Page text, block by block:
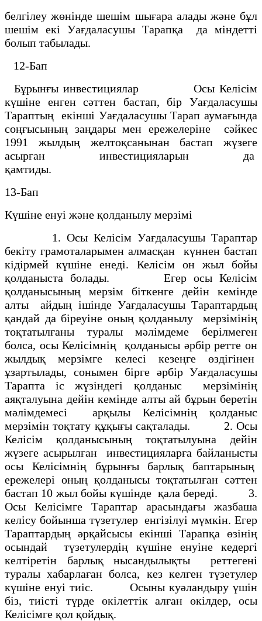
белгiлеу жөнiнде шешiм шығара алады және бұл
шешiм екi Уағдаласушы Тарапқа да мiндеттi
болып табылады.
12-Бап
Бұрынғы инвестициялар Осы Келiсiм
күшiне енген сәттен бастап, бiр Уағдаласушы
Тараптың екiншi Уағдаласушы Тарап аумағында
соңғысының заңдары мен ережелерiне сәйкес
1991 жылдың желтоқсанынан бастап жүзеге
асырған инвестицияларын да
қамтиды.
13-Бап
Күшіне енуі және қолданылу мерзімі
1. Осы Келiсiм Уағдаласушы Тараптар
бекiту грамоталарымен алмасқан күннен бастап
кiдiрмей күшiне енедi. Келiсiм он жыл бойы
қолданыста болады. Егер осы Келiсiм
қолданысының мерзiм бiткенге дейiн кемiнде
алты айдың iшiнде Уағдаласушы Тараптардың
қандай да бiреуiне оның қолданылу мерзiмiнiң
тоқтатылғаны туралы мәлiмдеме берiлмеген
болса, осы Келiсiмнiң қолданысы әрбiр ретте он
жылдық мерзiмге келесi кезеңге өздiгiнен
ұзартылады, сонымен бiрге әрбiр Уағдаласушы
Тарапта iс жүзiндегi қолданыс мерзiмiнiң
аяқталуына дейiн кемiнде алты ай бұрын беретiн
мәлiмдемесi арқылы Келiсiмнiң қолданыс
мерзiмiн тоқтату құқығы сақталады. 2. Осы
Келiсiм қолданысының тоқтатылуына дейiн
жүзеге асырылған инвестицияларға байланысты
осы Келiсiмнiң бұрынғы барлық баптарының
ережелерi оның қолданысы тоқтатылған сәттен
бастап 10 жыл бойы күшiнде қала бередi. 3.
Осы Келiсiмге Тараптар арасындағы жазбаша
келiсу бойынша түзетулер енгiзiлуi мүмкiн. Егер
Тараптардың әрқайсысы екiншi Тарапқа өзiнiң
осындай түзетулердiң күшiне енуiне кедергi
келтiретiн барлық нысандылықты реттегенi
туралы хабарлаған болса, кез келген түзетулер
күшiне енуi тиiс. Осыны куәландыру үшiн
бiз, тиiстi түрде өкiлеттiк алған өкiлдер, осы
Келiсiмге қол қойдық.